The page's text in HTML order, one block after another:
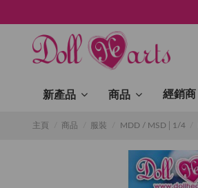
新產品 商品 經銷商
主頁 商品 服裝 MDD / MSD│1/4